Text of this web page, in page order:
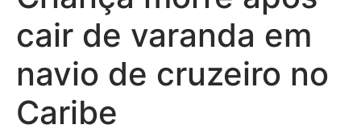
cair de varanda em
navio de cruzeiro no
Caribe